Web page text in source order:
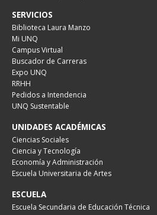
SERVICIOS
Biblioteca Laura Manzo
Mi UNQ
Campus Virtual
Buscador de Carreras
Expo UNQ
RRHH
Pedidos a Intendencia
UNQ Sustentable
UNIDADES ACADÉMICAS
Ciencias Sociales
Ciencia y Tecnología
Economía y Administración
Escuela Universitaria de Artes
ESCUELA
Escuela Secundaria de Educación Técnica